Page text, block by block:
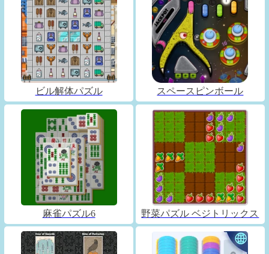
ビル解体パズル スペースピンボール
麻雀パズル6 野菜パズル ベジトリックス